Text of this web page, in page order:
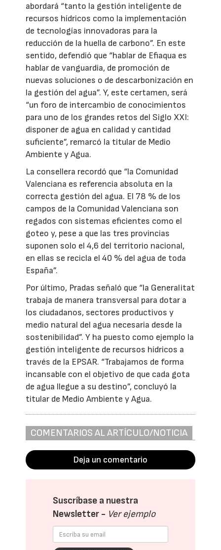
abordará “tanto la gestión inteligente de
recursos hídricos como la implementación
de tecnologías innovadoras para la
reducción de la huella de carbono”. En este
sentido, defendió que “hablar de Efiaqua es
hablar de vanguardia, de promoción de
nuevas soluciones o de descarbonización en
la gestión del agua”. Y, este certamen, será
“un foro de intercambio de conocimientos
para uno de los grandes retos del Siglo XXI:
disponer de agua en calidad y cantidad
suficiente”, remarcó la titular de Medio
Ambiente y Agua.
La consellera recordó que “la Comunidad
Valenciana es referencia absoluta en la
correcta gestión del agua. El 78 % de los
campos de la Comunidad Valenciana son
regados con sistemas eficientes como el
goteo y, pese a que las tres provincias
suponen solo el 4,6 del territorio nacional,
en ellas se recicla el 40 % del agua de toda
España”.
Por último, Pradas señaló que “la Generalitat
trabaja de manera transversal para dotar a
los ciudadanos, sectores productivos y
medio natural del agua necesaria desde la
sostenibilidad”. Y ha puesto como ejemplo la
gestión inteligente de recursos hídricos a
través de la EPSAR. “Trabajamos de forma
incansable con el objetivo de que cada gota
de agua llegue a su destino”, concluyó la
titular de Medio Ambiente y Agua.
COMENTARIOS AL ARTÍCULO/NOTICIA
Deja un comentario
Suscríbase a nuestra
Newsletter - Ver ejemplo